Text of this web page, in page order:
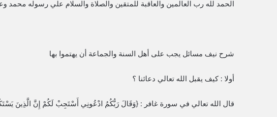
الحمد لله رب العالمين والعاقبة للمتقين والصلاة والسلام علي رسوله محمد
شرح نيف مسائل يجب على أهل السنة والجماعة أن يهتموا بها
أولا : كيف يقبل الله تعالي دعائنا ؟
قال الله تعالي في سورة غافر : {وَقَالَ رَبُّكُمُ ادْعُونِي أَسْتَجِبْ لَكُمْ إِنَّ الَّذِينَ